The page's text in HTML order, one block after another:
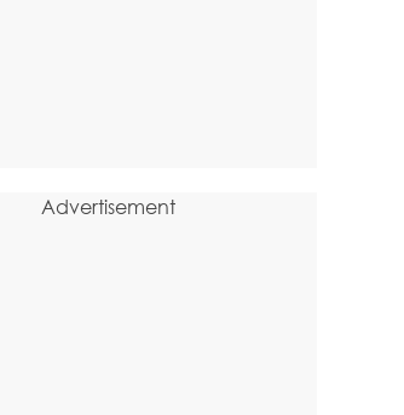
Advertisement